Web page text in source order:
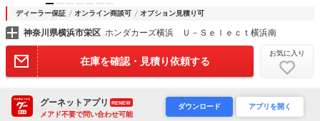
ディーラー保証 オンライン商談可 オプション見積り可
神奈川県横浜市栄区 ホンダカーズ横浜 Ｕ－Ｓｅｌｅｃｔ横浜南
在庫を確認・見積り依頼する
お気に入り
UP ホンダ
グーネットアプリ RENEW
メアド不要で問い合わせ可能
ダウンロード アプリを開く